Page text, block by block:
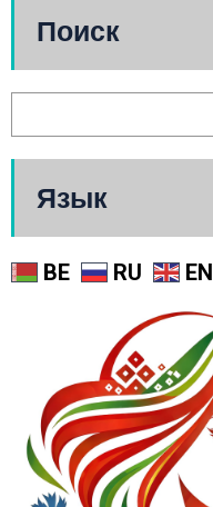
Поиск
Язык
BE RU EN